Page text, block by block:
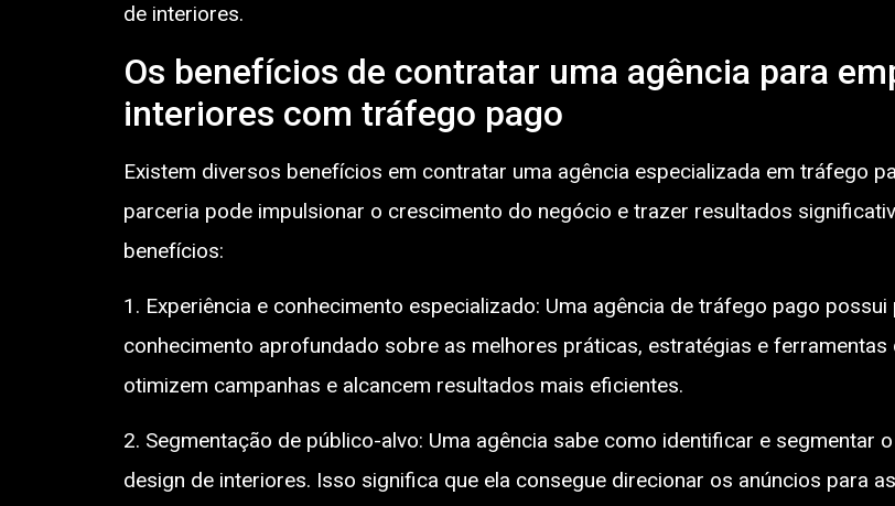
de interiores.
Os benefícios de contratar uma agência para
interiores com tráfego pago
Existem diversos benefícios em contratar uma agência especializada em tráfego
parceria pode impulsionar o crescimento do negócio e trazer resultados
benefícios:
1. Experiência e conhecimento especializado: Uma agência de tráfego pago
conhecimento aprofundado sobre as melhores práticas, estratégias e
otimizem campanhas e alcancem resultados mais eficientes.
2. Segmentação de público-alvo: Uma agência sabe como identificar e segmentar
design de interiores. Isso significa que ela consegue direcionar os anúncios para